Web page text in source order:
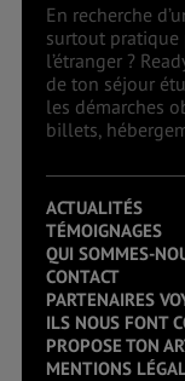
En recherche
surtout pratique
l’étranger ?
de ton séjour
les démarches
billets,
ACTUALITÉS
TÉMOIGNAGES
QUI SOMMES-
CONTACT
PARTENAIRES
ILS NOUS FONT
PROPOSE TON
MENTIONS